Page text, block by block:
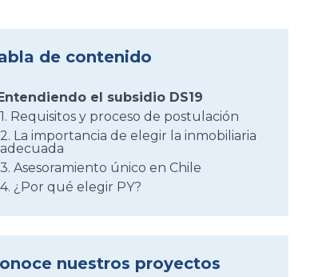
de contenido
el subsidio DS19
1. Requisitos y proceso de postulación
2. La importancia de elegir la inmobiliaria
adecuada
3. Asesoramiento único en Chile
4. ¿Por qué elegir PY?
nuestros proyectos